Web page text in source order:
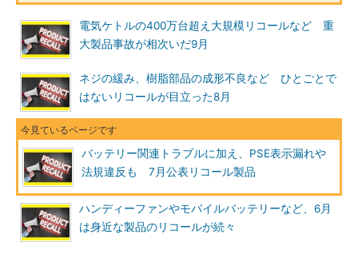
電気ケトルの400万台超え大規模リコールなど 重
大製品事故が相次いだ9月
ネジの緩み、樹脂部品の成形不良など ひとごとで
はないリコールが目立った8月
バッテリー関連トラブルに加え、PSE表示漏れや
法規違反も 7月公表リコール製品
ハンディーファンやモバイルバッテリーなど、6月
は身近な製品のリコールが続々